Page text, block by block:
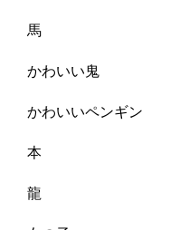
馬
かわいい鬼
かわいいペンギン
本
龍